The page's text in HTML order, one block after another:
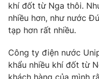
Thị trường 24h
VTV4
khí đốt từ Nga thôi.
nhiều hơn, như nước
tạp hơn rất nhiều.
Công ty điện nước
khẩu nhiều khí đốt từ
khách hàng của mình